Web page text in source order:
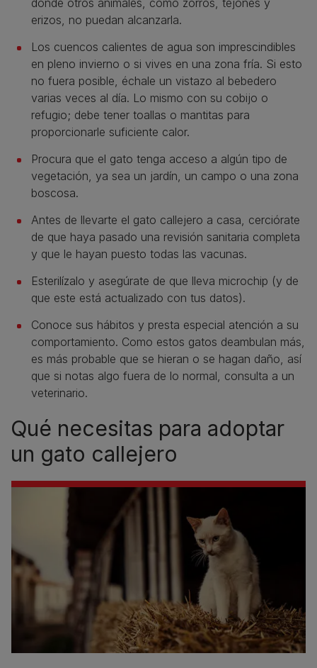
erizos, no puedan alcanzarla.
Los cuencos calientes de agua son imprescindibles
en pleno invierno o si vives en una zona fría. Si esto
no fuera posible, échale un vistazo al bebedero
varias veces al día. Lo mismo con su cobijo o
refugio; debe tener toallas o mantitas para
proporcionarle suficiente calor.
Procura que el gato tenga acceso a algún tipo de
vegetación, ya sea un jardín, un campo o una zona
boscosa.
Antes de llevarte el gato callejero a casa, cerciórate
de que haya pasado una revisión sanitaria completa
y que le hayan puesto todas las vacunas.
Esterilízalo y asegúrate de que lleva microchip (y de
que este está actualizado con tus datos).
Conoce sus hábitos y presta especial atención a su
comportamiento. Como estos gatos deambulan más,
es más probable que se hieran o se hagan daño, así
que si notas algo fuera de lo normal, consulta a un
veterinario.
Qué necesitas para adoptar
un gato callejero